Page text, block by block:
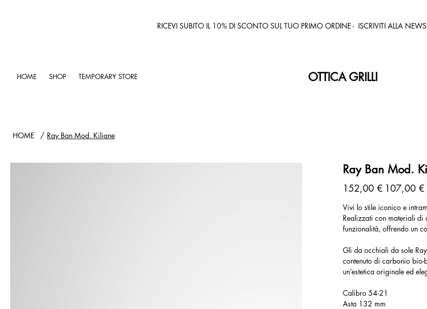
RICEVI SUBITO IL 10% DI SCONTO SUL TUO PRIMO ORDINE - ISCRIVITI ALLA
HOME SHOP TEMPORARY STORE OTTICA GRILLI
HOME / Ray Ban Mod. Kiliane
Ray Ban Mod.
Prezzo
originale
152,00 €
Prezzo
scontato
107,00 €
Vivi lo stile iconico e
Realizzati con materiali di
funzionalità, offrendo un
Gli da occhiali da sole
contenuto di carbonio
un’estetica originale ed
Calibro 54-21
Asta 132 mm